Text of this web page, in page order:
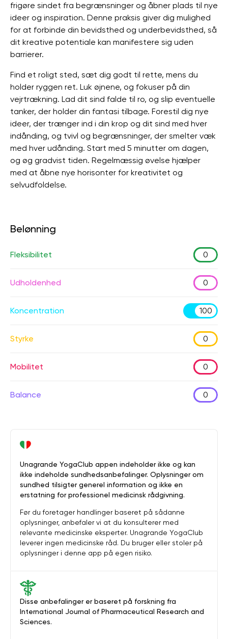
frigøre sindet fra begrænsninger og åbner plads til nye
ideer og inspiration. Denne praksis giver dig mulighed
for at forbinde din bevidsthed og underbevidsthed, så
dit kreative potentiale kan manifestere sig uden
barrierer.
Find et roligt sted, sæt dig godt til rette, mens du
holder ryggen ret. Luk øjnene, og fokuser på din
vejrtrækning. Lad dit sind falde til ro, og slip eventuelle
tanker, der holder din fantasi tilbage. Forestil dig nye
ideer, der trænger ind i din krop og dit sind med hver
indånding, og tvivl og begrænsninger, der smelter væk
med hver udånding. Start med 5 minutter om dagen,
og øg gradvist tiden. Regelmæssig øvelse hjælper
med at åbne nye horisonter for kreativitet og
selvudfoldelse.
Belønning
Fleksibilitet 0
Udholdenhed 0
Koncentration 100
Styrke 0
Mobilitet 0
Balance 0
Disse anbefalinger er baseret på forskning fra
International Journal of Pharmaceutical Research and
Sciences.
Unagrande YogaClub appen indeholder ikke og kan
ikke indeholde sundhedsanbefalinger. Oplysninger om
sundhed tilsigter generel information og ikke en
erstatning for professionel medicinsk rådgivning.
Før du foretager handlinger baseret på sådanne
oplysninger, anbefaler vi at du konsulterer med
relevante medicinske eksperter. Unagrande YogaClub
leverer ingen medicinske råd. Du bruger eller stoler på
oplysninger i denne app på egen risiko.